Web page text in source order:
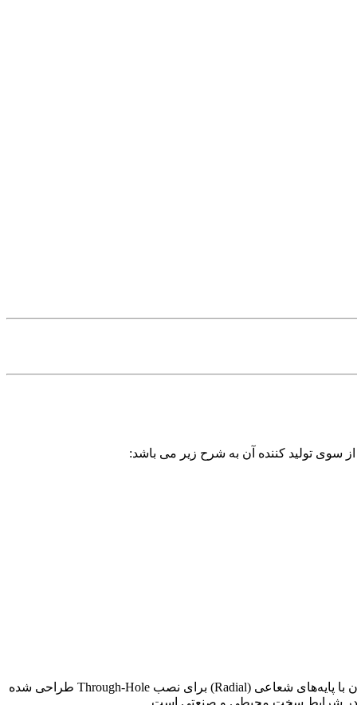
سوی تولید کننده آن به شرح زیر می باشد:
است. این خازن با پایه‌های شعاعی (Radial) برای نصب Through-Hole طراحی شده
در شرایط سخت محیطی و صنعتی است.